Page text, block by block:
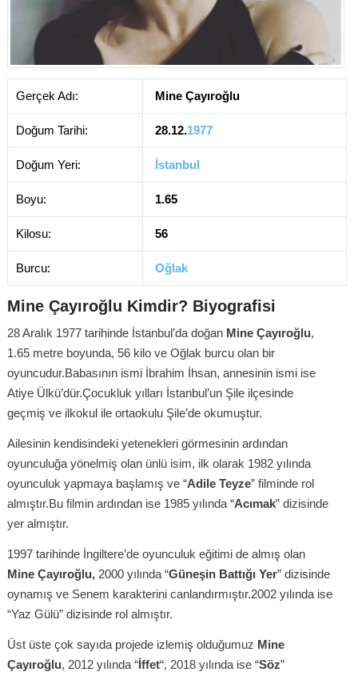
Gerçek Adı: Mine Çayıroğlu
Doğum Tarihi: 28.12.1977
Doğum Yeri: İstanbul
Boyu: 1.65
Kilosu: 56
Burcu: Oğlak
Mine Çayıroğlu Kimdir? Biyografisi
28 Aralık 1977 tarihinde İstanbul’da doğan Mine Çayıroğlu,
1.65 metre boyunda, 56 kilo ve Oğlak burcu olan bir
oyuncudur.Babasının ismi İbrahim İhsan, annesinin ismi ise
Atiye Ülkü’dür.Çocukluk yılları İstanbul’un Şile ilçesinde
geçmiş ve ilkokul ile ortaokulu Şile’de okumuştur.
Ailesinin kendisindeki yetenekleri görmesinin ardından
oyunculuğa yönelmiş olan ünlü isim, ilk olarak 1982 yılında
oyunculuk yapmaya başlamış ve “Adile Teyze” filminde rol
almıştır.Bu filmin ardından ise 1985 yılında “Acımak” dizisinde
yer almıştır.
1997 tarihinde İngiltere’de oyunculuk eğitimi de almış olan
Mine Çayıroğlu, 2000 yılında “Güneşin Battığı Yer” dizisinde
oynamış ve Senem karakterini canlandırmıştır.2002 yılında ise
“Yaz Gülü” dizisinde rol almıştır.
Üst üste çok sayıda projede izlemiş olduğumuz Mine
Çayıroğlu, 2012 yılında “İffet“, 2018 yılında ise “Söz”